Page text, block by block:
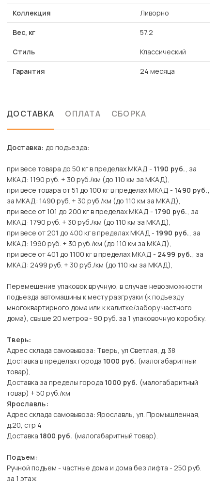
Коллекция Ливорно
Вес, кг 57.2
Стиль Классический
Гарантия 24 месяца
ДОСТАВКА ОПЛАТА СБОРКА
Доставка: до подъезда:
при весе товара до 50 кг в пределах МКАД - 1190 руб., за
МКАД: 1190 руб. + 30 руб./км (до 110 км за МКАД),
при весе товара от 51 до 100 кг в пределах МКАД - 1490 руб.,
за МКАД: 1490 руб. + 30 руб./км (до 110 км за МКАД),
при весе от 101 до 200 кг в пределах МКАД - 1790 руб., за
МКАД: 1790 руб. + 30 руб./км (до 110 км за МКАД),
при весе от 201 до 400 кг в пределах МКАД - 1990 руб., за
МКАД: 1990 руб. + 30 руб./км (до 110 км за МКАД),
при весе от 401 до 1100 кг в пределах МКАД - 2499 руб., за
МКАД: 2499 руб. + 30 руб./км (до 110 км за МКАД),
Перемещение упаковок вручную, в случае невозможности
подъезда автомашины к месту разгрузки (к подъезду
многоквартирного дома или к калитке/забору частного
дома), свыше 20 метров - 90 руб. за 1 упаковочную коробку.
Тверь:
Адрес склада самовывоза: Тверь, ул Светлая, д. 38
Доставка в пределах города 1000 руб. (малогабаритный
товар),
Доставка за пределы города 1000 руб. (малогабаритный
товар) + 50 руб./км
Ярославль:
Адрес склада самовывоза: Ярославль, ул. Промышленная,
д.20, стр 4
Доставка 1800 руб. (малогабаритный товар).
Подъем:
Ручной подъем - частные дома и дома без лифта - 250 руб.
за 1 этаж